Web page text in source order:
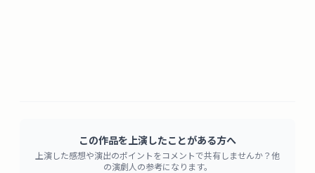
この作品を上演したことがある方へ
上演した感想や演出のポイントをコメントで共有しませんか？他
の演劇人の参考になります。